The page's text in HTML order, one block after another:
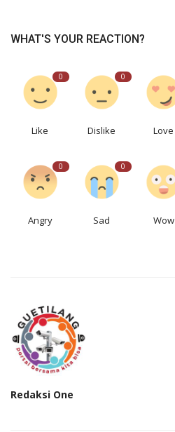
WHAT'S YOUR REACTION?
0
Like
0
Dislike Love
0
Angry
0
Sad Wow
Redaksi One